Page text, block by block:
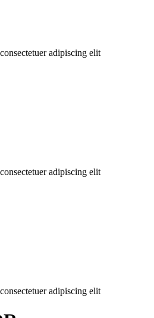
adipiscing elit
adipiscing elit
adipiscing elit